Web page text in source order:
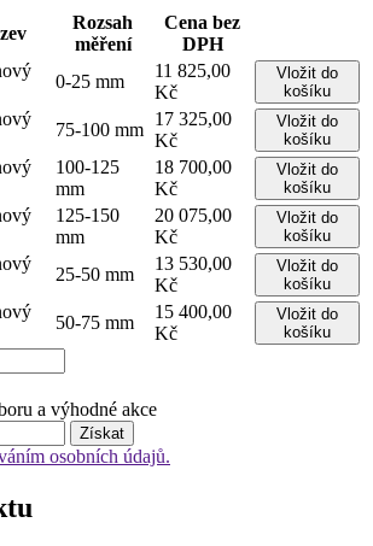
Rozsah
měření
Cena bez
DPH
0-25 mm
11 825,00
Kč
Vložit do
košíku
75-100 mm
17 325,00
Kč
Vložit do
košíku
100-125
mm
18 700,00
Kč
Vložit do
košíku
125-150
mm
20 075,00
Kč
Vložit do
košíku
25-50 mm
13 530,00
Kč
Vložit do
košíku
50-75 mm
15 400,00
Kč
Vložit do
košíku
a výhodné akce
osobních údajů.